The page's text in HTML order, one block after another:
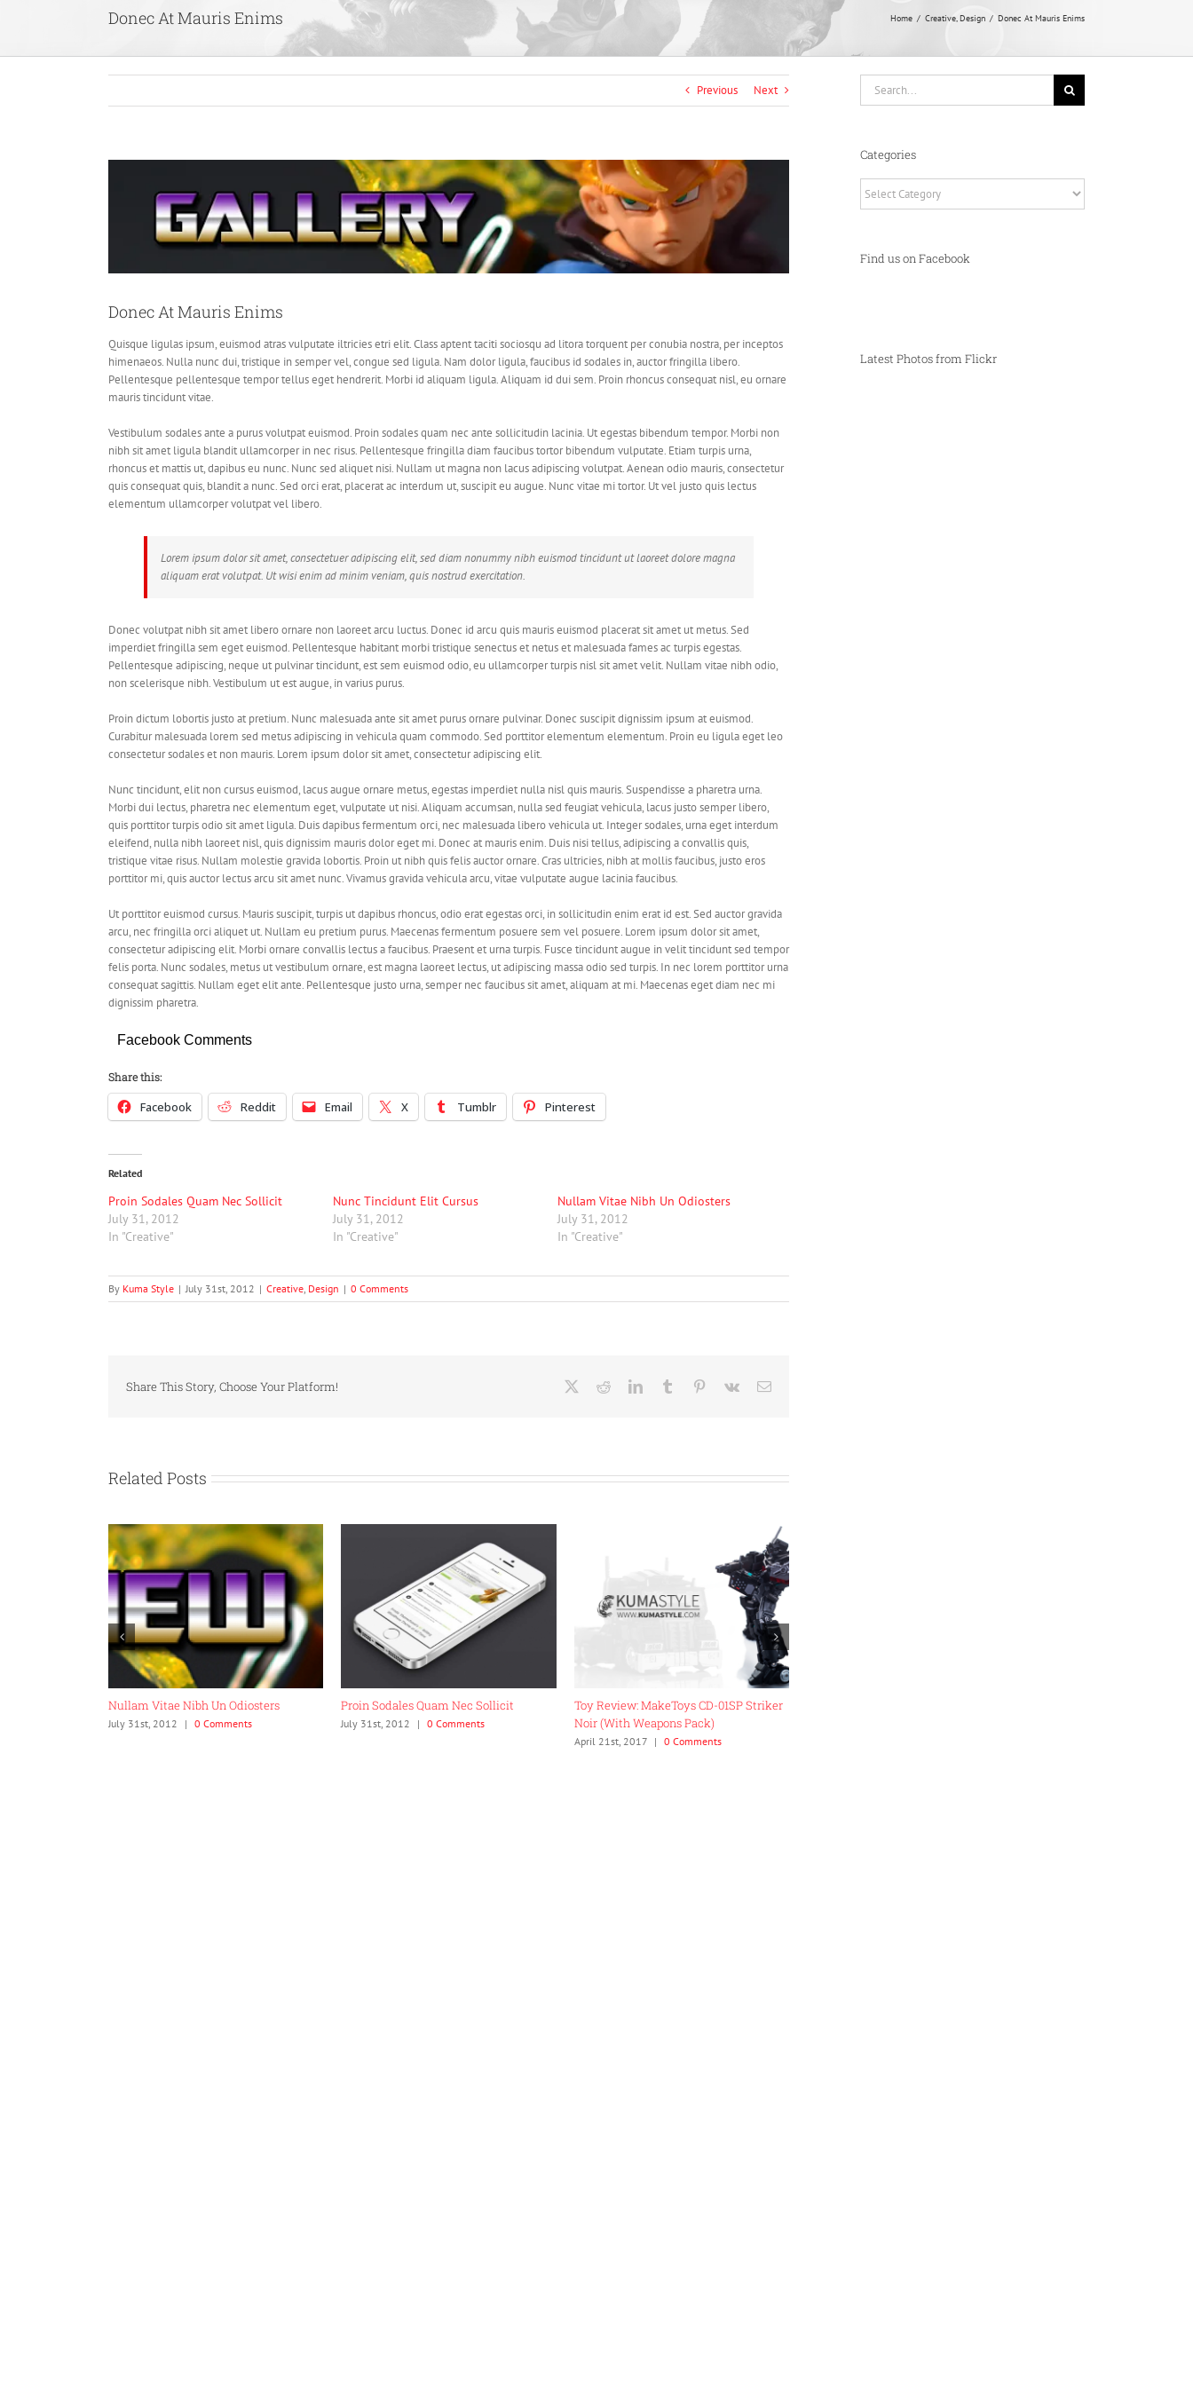
Donec At Mauris Enims Home Creative Design Donec At Mauris Enims
Previous Next
Donec At Mauris Enims
Quisque ligulas ipsum, euismod atras vulputate iltricies etri elit. Class aptent taciti sociosqu ad litora torquent per conubia nostra, per inceptos
himenaeos. Nulla nunc dui, tristique in semper vel, congue sed ligula. Nam dolor ligula, faucibus id sodales in, auctor fringilla libero.
Pellentesque pellentesque tempor tellus eget hendrerit. Morbi id aliquam ligula. Aliquam id dui sem. Proin rhoncus consequat nisl, eu ornare
mauris tincidunt vitae.
Vestibulum sodales ante a purus volutpat euismod. Proin sodales quam nec ante sollicitudin lacinia. Ut egestas bibendum tempor. Morbi non
nibh sit amet ligula blandit ullamcorper in nec risus. Pellentesque fringilla diam faucibus tortor bibendum vulputate. Etiam turpis urna,
rhoncus et mattis ut, dapibus eu nunc. Nunc sed aliquet nisi. Nullam ut magna non lacus adipiscing volutpat. Aenean odio mauris, consectetur
quis consequat quis, blandit a nunc. Sed orci erat, placerat ac interdum ut, suscipit eu augue. Nunc vitae mi tortor. Ut vel justo quis lectus
elementum ullamcorper volutpat vel libero.
Lorem ipsum dolor sit amet, consectetuer adipiscing elit, sed diam nonummy nibh euismod tincidunt ut laoreet dolore magna
aliquam erat volutpat. Ut wisi enim ad minim veniam, quis nostrud exercitation.
Donec volutpat nibh sit amet libero ornare non laoreet arcu luctus. Donec id arcu quis mauris euismod placerat sit amet ut metus. Sed
imperdiet fringilla sem eget euismod. Pellentesque habitant morbi tristique senectus et netus et malesuada fames ac turpis egestas.
Pellentesque adipiscing, neque ut pulvinar tincidunt, est sem euismod odio, eu ullamcorper turpis nisl sit amet velit. Nullam vitae nibh odio,
non scelerisque nibh. Vestibulum ut est augue, in varius purus.
Proin dictum lobortis justo at pretium. Nunc malesuada ante sit amet purus ornare pulvinar. Donec suscipit dignissim ipsum at euismod.
Curabitur malesuada lorem sed metus adipiscing in vehicula quam commodo. Sed porttitor elementum elementum. Proin eu ligula eget leo
consectetur sodales et non mauris. Lorem ipsum dolor sit amet, consectetur adipiscing elit.
Nunc tincidunt, elit non cursus euismod, lacus augue ornare metus, egestas imperdiet nulla nisl quis mauris. Suspendisse a pharetra urna.
Morbi dui lectus, pharetra nec elementum eget, vulputate ut nisi. Aliquam accumsan, nulla sed feugiat vehicula, lacus justo semper libero,
quis porttitor turpis odio sit amet ligula. Duis dapibus fermentum orci, nec malesuada libero vehicula ut. Integer sodales, urna eget interdum
eleifend, nulla nibh laoreet nisl, quis dignissim mauris dolor eget mi. Donec at mauris enim. Duis nisi tellus, adipiscing a convallis quis,
tristique vitae risus. Nullam molestie gravida lobortis. Proin ut nibh quis felis auctor ornare. Cras ultricies, nibh at mollis faucibus, justo eros
porttitor mi, quis auctor lectus arcu sit amet nunc. Vivamus gravida vehicula arcu, vitae vulputate augue lacinia faucibus.
Ut porttitor euismod cursus. Mauris suscipit, turpis ut dapibus rhoncus, odio erat egestas orci, in sollicitudin enim erat id est. Sed auctor gravida
arcu, nec fringilla orci aliquet ut. Nullam eu pretium purus. Maecenas fermentum posuere sem vel posuere. Lorem ipsum dolor sit amet,
consectetur adipiscing elit. Morbi ornare convallis lectus a faucibus. Praesent et urna turpis. Fusce tincidunt augue in velit tincidunt sed tempor
felis porta. Nunc sodales, metus ut vestibulum ornare, est magna laoreet lectus, ut adipiscing massa odio sed turpis. In nec lorem porttitor urna
consequat sagittis. Nullam eget elit ante. Pellentesque justo urna, semper nec faucibus sit amet, aliquam at mi. Maecenas eget diam nec mi
dignissim pharetra.
Facebook Comments
Share this:
Facebook Reddit Email X Tumblr Pinterest
Related
Proin Sodales Quam Nec Sollicit
July 31, 2012
In "Creative"
Nunc Tincidunt Elit Cursus
July 31, 2012
In "Creative"
Nullam Vitae Nibh Un Odiosters
July 31, 2012
In "Creative"
By Kuma Style | July 31st, 2012 | Creative Design | 0 Comments
Share This Story, Choose Your Platform! RedditLinkedInTumblr Pinterest
Vk Email
Related Posts
Nullam Vitae Nibh Un Odiosters
July 31st, 2012 | 0 Comments
Proin Sodales Quam Nec Sollicit
July 31st, 2012 | 0 Comments
Toy Review: MakeToys CD-01SP Striker
Noir (With Weapons Pack)
April 21st, 2017 | 0 Comments
Categories
Find us on Facebook
Latest Photos from Flickr